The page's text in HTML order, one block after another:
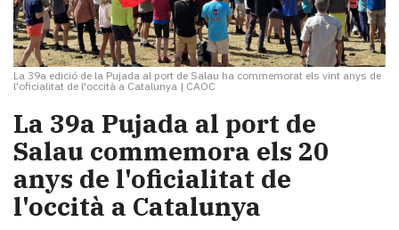
La 39a edició de la Pujada al port de Salau ha commemorat els vint anys de
l'oficialitat de l'occità a Catalunya | CAOC
​La 39a Pujada al port de
Salau commemora els 20
anys de l'oficialitat de
l'occità a Catalunya